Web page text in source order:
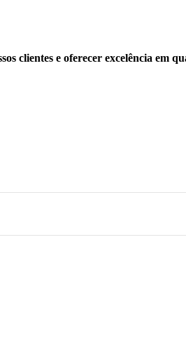
clientes e oferecer excelência